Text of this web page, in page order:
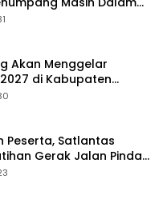
Akan Menggelar
di Kabupaten
Peserta, Satlantas
Gerak Jalan Pindah